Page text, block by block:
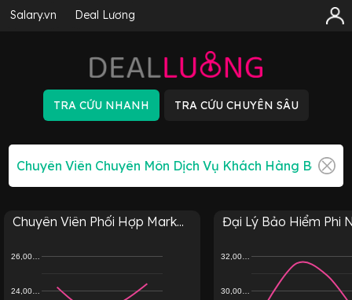
Salary.vn Deal Lương
Chuyên Viên Phối Hợp Mark...
24,00…
26,00…
Đại Lý Bảo Hiểm Phi
30,00…
32,00…